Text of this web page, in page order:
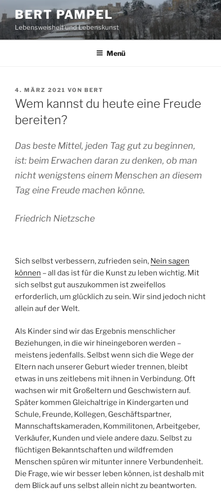
Inhalt
springen
BERT PAMPEL
Lebensweisheit und Lebenskunst
Menü
VERÖFFENTLICHT
AM
4. MÄRZ 2021 VON BERT
Wem kannst du heute eine Freude
bereiten?
Das beste Mittel, jeden Tag gut zu beginnen,
ist: beim Erwachen daran zu denken, ob man
nicht wenigstens einem Menschen an diesem
Tag eine Freude machen könne.
Friedrich Nietzsche
Sich selbst verbessern, zufrieden sein, Nein sagen
können – all das ist für die Kunst zu leben wichtig. Mit
sich selbst gut auszukommen ist zweifellos
erforderlich, um glücklich zu sein. Wir sind jedoch nicht
allein auf der Welt.
Als Kinder sind wir das Ergebnis menschlicher
Beziehungen, in die wir hineingeboren werden –
meistens jedenfalls. Selbst wenn sich die Wege der
Eltern nach unserer Geburt wieder trennen, bleibt
etwas in uns zeitlebens mit ihnen in Verbindung. Oft
wachsen wir mit Großeltern und Geschwistern auf.
Später kommen Gleichaltrige in Kindergarten und
Schule, Freunde, Kollegen, Geschäftspartner,
Mannschaftskameraden, Kommilitonen, Arbeitgeber,
Verkäufer, Kunden und viele andere dazu. Selbst zu
flüchtigen Bekanntschaften und wildfremden
Menschen spüren wir mitunter innere Verbundenheit.
Die Frage, wie wir besser leben können, ist deshalb mit
dem Blick auf uns selbst allein nicht zu beantworten.